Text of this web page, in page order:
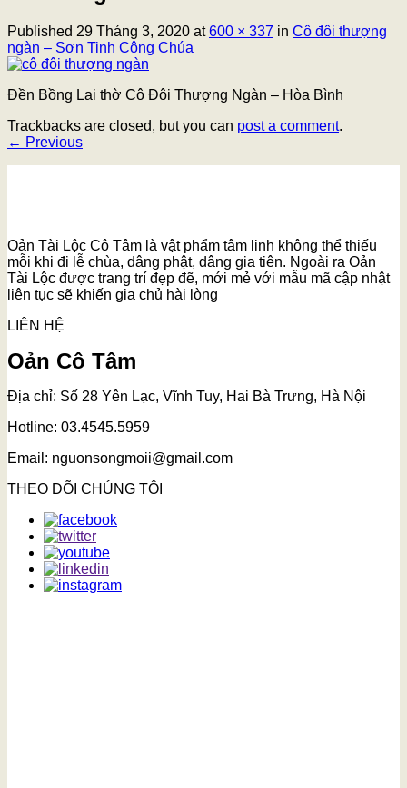
Published 29 Tháng 3, 2020 at600 × 337 in Cô đôi thượng
ngàn – Sơn Tinh Công Chúa
Đền Bồng Lai thờ Cô Đôi Thượng Ngàn – Hòa Bình
Trackbacks are closed, but you can post a comment.
← Previous
Oản Tài Lộc Cô Tâm là vật phẩm tâm linh không thể thiếu
mỗi khi đi lễ chùa, dâng phật, dâng gia tiên. Ngoài ra Oản
Tài Lộc được trang trí đẹp đẽ, mới mẻ với mẫu mã cập nhật
liên tục sẽ khiến gia chủ hài lòng
LIÊN HỆ
Oản Cô Tâm
Địa chỉ: Số 28 Yên Lạc, Vĩnh Tuy, Hai Bà Trưng, Hà Nội
Hotline: 03.4545.5959
Email: nguonsongmoii@gmail.com
THEO DÕI CHÚNG TÔI